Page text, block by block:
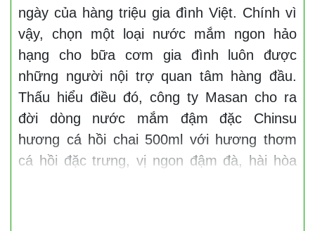
ngày của hàng triệu gia đình Việt. Chính vì
vậy, chọn một loại nước mắm ngon hảo
hạng cho bữa cơm gia đình luôn được
những người nội trợ quan tâm hàng đầu.
Thấu hiểu điều đó, công ty Masan cho ra
đời dòng nước mắm đậm đặc Chinsu
hương cá hồi chai 500ml với hương thơm
cá hồi đặc trưng, vị ngon đậm đà, hài hòa